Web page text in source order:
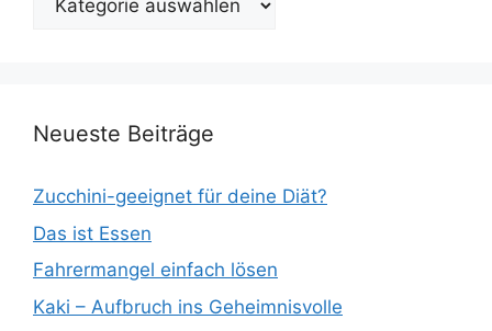
Blogthemen
Neueste Beiträge
Zucchini-geeignet für deine Diät?
Das ist Essen
Fahrermangel einfach lösen
Kaki – Aufbruch ins Geheimnisvolle